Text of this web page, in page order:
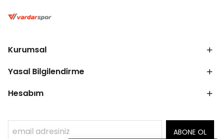
Kurumsal
Yasal Bilgilendirme
Hesabım
ABONE OL